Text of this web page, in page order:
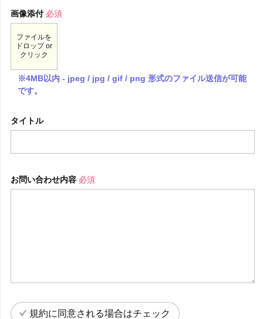
画像添付 必須
ファイルを
ドロップ or
クリック
※4MB以内 - jpeg / jpg / gif / png 形式のファイル送信が可能
です。
タイトル
お問い合わせ内容 必須
規約に同意される場合はチェック